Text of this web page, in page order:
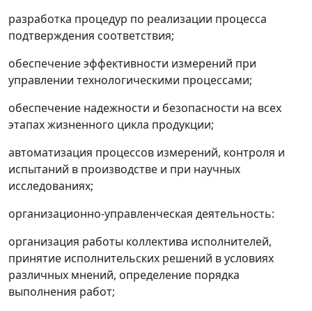
разработка процедур по реализации процесса
подтверждения соответствия;
обеспечение эффективности измерений при
управлении технологическими процессами;
обеспечение надежности и безопасности на всех
этапах жизненного цикла продукции;
автоматизация процессов измерений, контроля и
испытаний в производстве и при научных
исследованиях;
организационно-управленческая деятельность:
организация работы коллектива исполнителей,
принятие исполнительских решений в условиях
различных мнений, определение порядка
выполнения работ;